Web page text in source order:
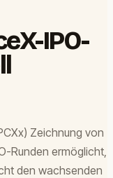
IPO-
Zeichnung von
Runden ermöglicht,
den wachsenden